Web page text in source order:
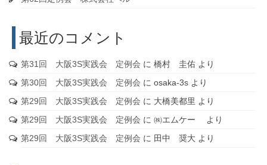
最近のコメント
第31回 大阪3S実践会 定例会 に 橋村 圭佑 より
第30回 大阪3S実践会 定例会 に osaka-3s より
第29回 大阪3S実践会 定例会 に 大橋美都里 より
第29回 大阪3S実践会 定例会 に ㈱エムケー
より
第29回 大阪3S実践会 定例会 に 田中 奨大 より